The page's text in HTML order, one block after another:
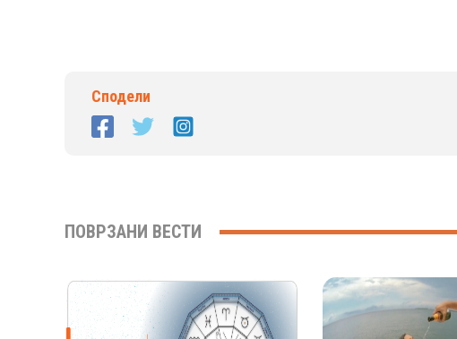
Сподели
ПОВРЗАНИ ВЕСТИ